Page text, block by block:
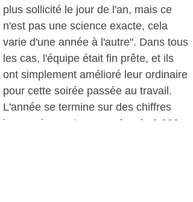
plus sollicité le jour de l'an, mais ce
n'est pas une science exacte, cela
varie d'une année à l'autre". Dans tous
les cas, l'équipe était fin prête, et ils
ont simplement amélioré leur ordinaire
pour cette soirée passée au travail.
L'année se termine sur des chiffres
impressionnants, avec plus de 2.000